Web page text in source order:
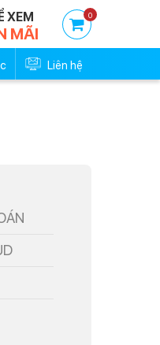
0
XEM
MÃI
Liên hệ